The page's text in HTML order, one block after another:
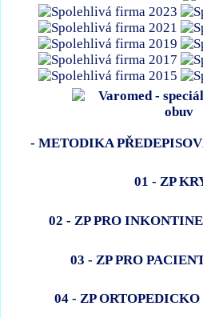
- METODIKA
01 - ZP
02 - ZP PRO
03 - ZP PRO
04 - ZP